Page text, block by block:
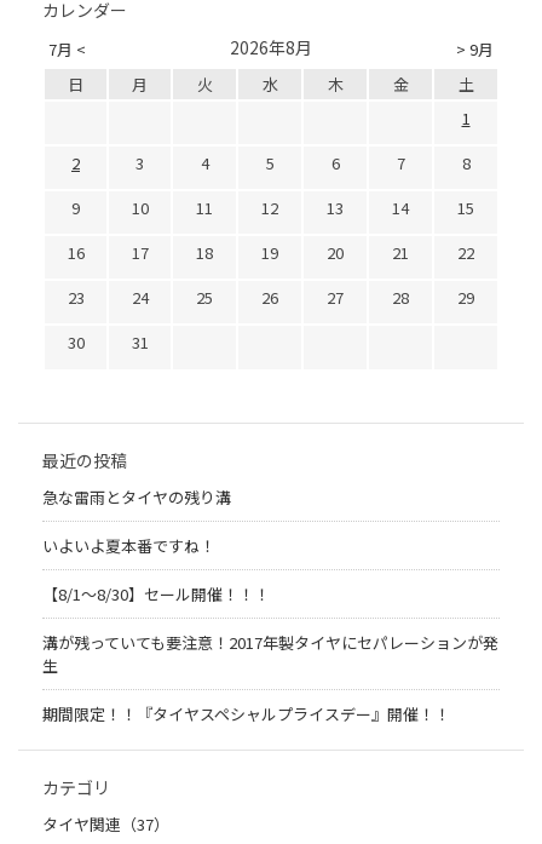
カレンダー
7月 < > 9月
2026年8月
日 月 火 水 木 金
土
1
2
3 4 5 6 7
8
9
10 11 12 13 14
15
16
17 18 19 20 21
22
23
24 25 26 27 28
29
30
31
最近の投稿
急な雷雨とタイヤの残り溝
いよいよ夏本番ですね！
【8/1～8/30】セール開催！！！
溝が残っていても要注意！2017年製タイヤにセパレーションが発
生
期間限定！！『タイヤスペシャルプライスデー』開催！！
カテゴリ
タイヤ関連（37）